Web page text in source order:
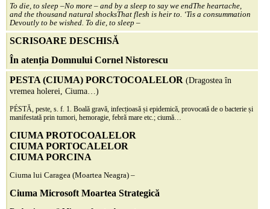
To die, to sleep –No more – and by a sleep to say we endThe heartache,
and the thousand natural shocksThat flesh is heir to. ‘Tis a consummation
Devoutly to be wished. To die, to sleep –
SCRISOARE DESCHISĂ
În atenția Domnului Cornel Nistorescu
PESTA (CIUMA) PORCTOCOALELOR (Dragostea în
vremea holerei, Ciuma…)
PÉSTĂ, peste, s. f. 1. Boală gravă, infecțioasă și epidemică, provocată de o bacterie și
manifestată prin tumori, hemoragie, febră mare etc.; ciumă…
CIUMA PROTOCOALELOR
CIUMA PORTOCALELOR
CIUMA PORCINA
Ciuma lui Caragea (Moartea Neagra) –
Ciuma Microsoft Moartea Strategică